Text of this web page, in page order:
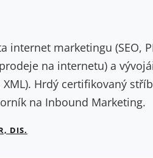
marketingu (SEO,
na internetu) a
XML). Hrdý certifikovaný
na Inbound Marketing.
DIS.